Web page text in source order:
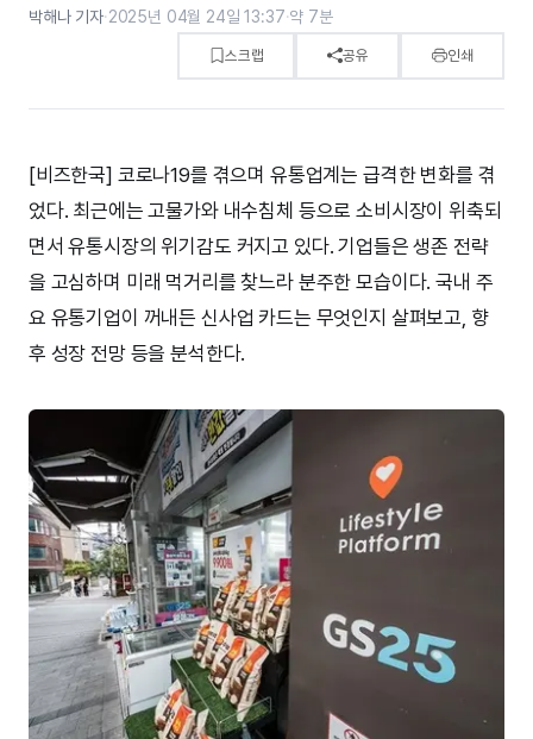
박해나 기자·2025년 04월 24일 13:37·약 7분
스크랩 공유 인쇄
[비즈한국] 코로나19를 겪으며 유통업계는 급격한 변화를 겪
었다. 최근에는 고물가와 내수침체 등으로 소비시장이 위축되
면서 유통시장의 위기감도 커지고 있다. 기업들은 생존 전략
을 고심하며 미래 먹거리를 찾느라 분주한 모습이다. 국내 주
요 유통기업이 꺼내든 신사업 카드는 무엇인지 살펴보고, 향
후 성장 전망 등을 분석한다.